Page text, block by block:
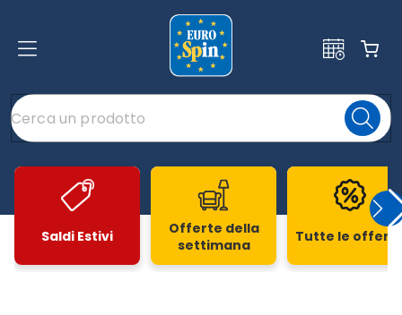
Saldi Estivi
Offerte della
settimana
Tutte le